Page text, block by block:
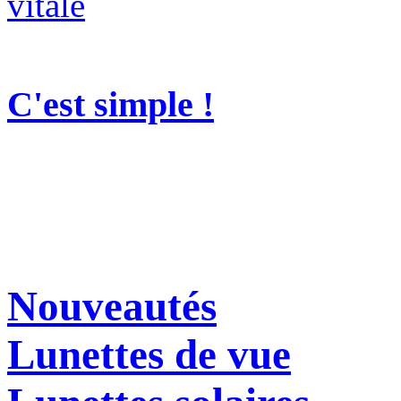
C'est simple !
Nouveautés
Lunettes de vue